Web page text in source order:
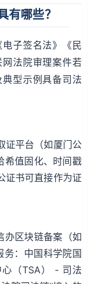
有哪些？
子签名法》《民
法院审理案件若
型示例具备司法
证平台（如厦门公
希值固化、时间戳
证书可直接作为证
办区块链备案（如
务：中国科学院国
（TSA） - 司法